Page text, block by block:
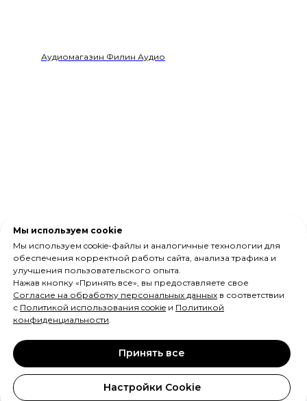
Мы используем cookie
Мы используем cookie-файлы и аналогичные технологии для
обеспечения корректной работы сайта, анализа трафика и
улучшения пользовательского опыта.
Нажав кнопку «Принять все», вы предоставляете свое
Согласие на обработку персональных данных в соответствии
с Политикой использования cookie и Политикой
конфиденциальности.
Принять все
Настройки Cookie
Аудиомагазин Филин Аудио